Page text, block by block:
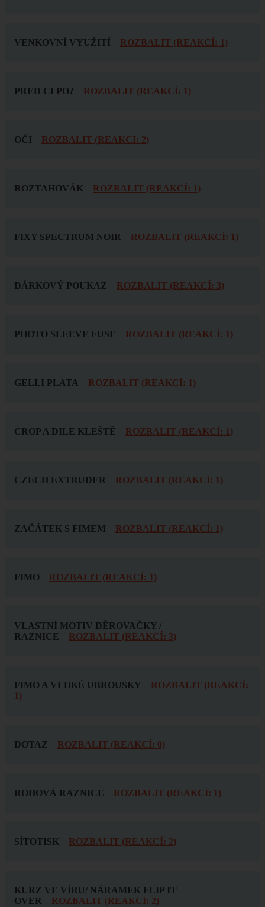
VENKOVNÍ VYUŽITÍ ROZBALIT (REAKCÍ: 1)
PRED CI PO? ROZBALIT (REAKCÍ: 1)
OČI ROZBALIT (REAKCÍ: 2)
ROZTAHOVÁK ROZBALIT (REAKCÍ: 1)
FIXY SPECTRUM NOIR ROZBALIT (REAKCÍ: 1)
DÁRKOVÝ POUKAZ ROZBALIT (REAKCÍ: 3)
PHOTO SLEEVE FUSE ROZBALIT (REAKCÍ: 1)
GELLI PLATA ROZBALIT (REAKCÍ: 1)
CROP A DILE KLEŠTĚ ROZBALIT (REAKCÍ: 1)
CZECH EXTRUDER ROZBALIT (REAKCÍ: 1)
ZAČÁTEK S FIMEM ROZBALIT (REAKCÍ: 1)
FIMO ROZBALIT (REAKCÍ: 1)
VLASTNÍ MOTIV DĚROVAČKY /
RAZNICE
ROZBALIT (REAKCÍ: 3)
FIMO A VLHKÉ UBROUSKY
ROZBALIT (REAKCÍ:
1)
DOTAZ ROZBALIT (REAKCÍ: 0)
ROHOVÁ RAZNICE ROZBALIT (REAKCÍ: 1)
SÍTOTISK ROZBALIT (REAKCÍ: 2)
KURZ VE VÍRU/ NÁRAMEK FLIP IT
OVER
ROZBALIT (REAKCÍ: 2)